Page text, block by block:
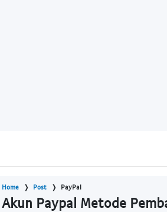
Home Post PayPal
Akun Paypal Metode